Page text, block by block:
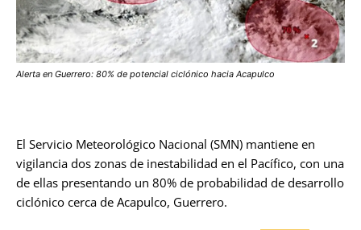
Alerta en Guerrero: 80% de potencial ciclónico hacia Acapulco
El Servicio Meteorológico Nacional (SMN) mantiene en
vigilancia dos zonas de inestabilidad en el Pacífico, con una
de ellas presentando un 80% de probabilidad de desarrollo
ciclónico cerca de Acapulco, Guerrero.